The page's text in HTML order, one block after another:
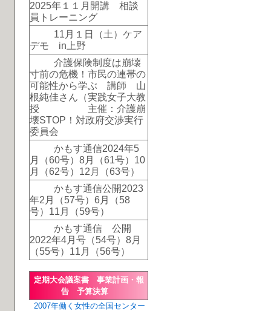
2025年１１月開講 相談
員トレーニング
11月１日（土）ケア
デモ in上野
介護保険制度は崩壊
寸前の危機！市民の連帯の
可能性から学ぶ 講師 山
根純佳さん（実践女子大教
授 主催：介護崩
壊STOP！対政府交渉実行
委員会
かもす通信2024年5
月（60号）8月（61号）10
月（62号）12月（63号）
かもす通信公開2023
年2月（57号）6月（58
号）11月（59号）
かもす通信 公開
2022年4月号（54号）8月
（55号）11月（56号）
定期大会議案書 事業計画・報
告 予算決算
2007年働く女性の全国センター